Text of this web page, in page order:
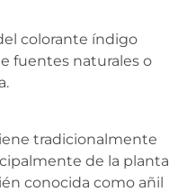
colorante índigo
fuentes naturales o
tradicionalmente
de la planta
conocida como añil